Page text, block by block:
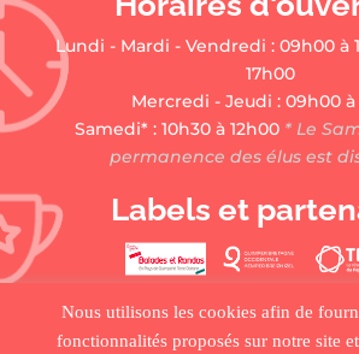
Lundi - Mardi - Vendredi : 09h00 à
17h00
Mercredi - Jeudi : 09h00 à
Samedi* : 10h30 à 12h00* Le
permanence des élus est
Labels et
Nous utilisons les cookies afin de
fonctionnalités proposés sur notre site